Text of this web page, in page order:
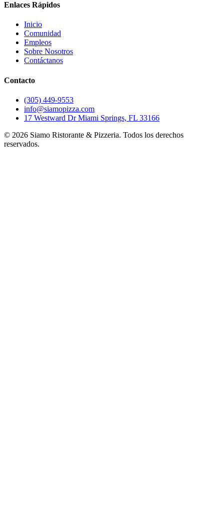
Enlaces Rápidos
Inicio
Comunidad
Empleos
Sobre Nosotros
Contáctanos
Contacto
(305) 449-9553
info@siamopizza.com
17 Westward Dr Miami Springs, FL 33166
© 2026 Siamo Ristorante & Pizzeria. Todos los derechos
reservados.